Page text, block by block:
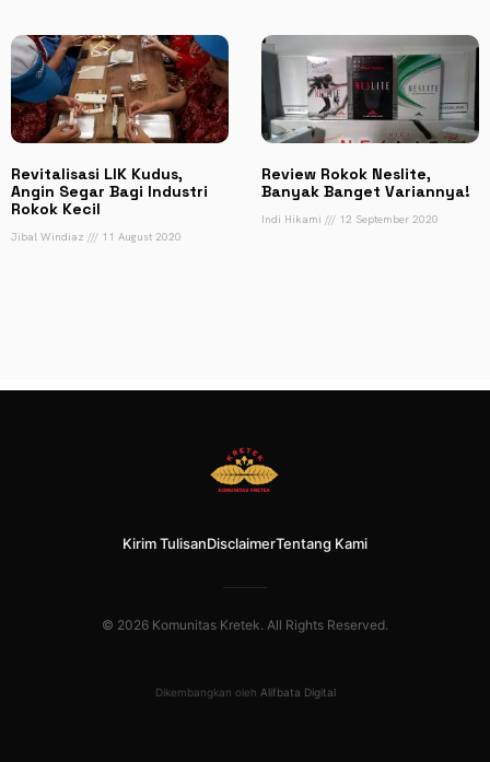
Revitalisasi LIK Kudus,
Angin Segar Bagi Industri
Rokok Kecil
Jibal Windiaz 11 August 2020
Review Rokok Neslite,
Banyak Banget Variannya!
Indi Hikami 12 September 2020
Kirim TulisanDisclaimerTentang Kami
© 2026 Komunitas Kretek. All Rights Reserved.
Dikembangkan oleh Alifbata Digital